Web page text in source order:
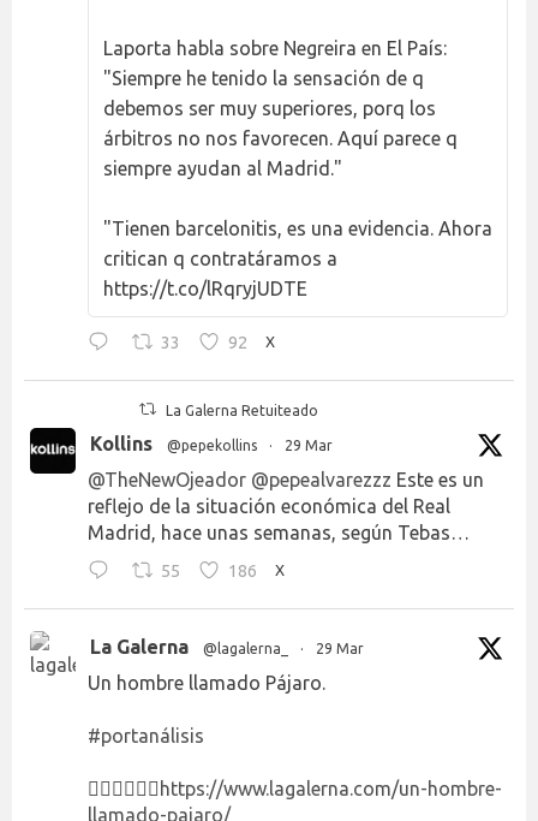
Laporta habla sobre Negreira en El País:
"Siempre he tenido la sensación de q
debemos ser muy superiores, porq los
árbitros no nos favorecen. Aquí parece q
siempre ayudan al Madrid."
"Tienen barcelonitis, es una evidencia. Ahora
critican q contratáramos a
https://t.co/lRqryjUDTE
33 92 X
La Galerna Retuiteado
Kollins @pepekollins · 29 Mar
@TheNewOjeador @pepealvarezzz Este es un
reflejo de la situación económica del Real
Madrid, hace unas semanas, según Tebas…
55 186 X
La Galerna @lagalerna_ · 29 Mar
Un hombre llamado Pájaro.
#portanálisis
👉🏻👉🏻👉🏻 https://www.lagalerna.com/un-hombre-
llamado-pajaro/